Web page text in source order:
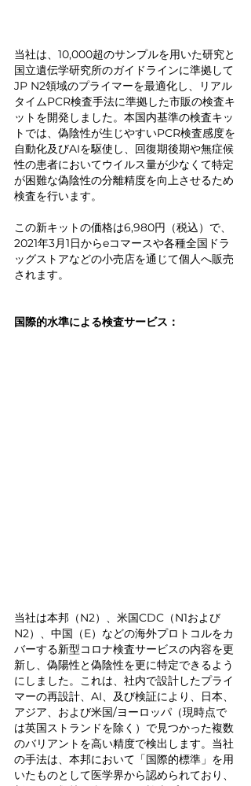
当社は、10,000超のサンプルを用いた研究と
国立遺伝学研究所のガイドラインに準拠して
JP N2領域のプライマーを最適化し、リアル
タイムPCR検査手法に準拠した市販の検査キ
ットを開発しました。本国内基準の検査キッ
トでは、偽陰性が生じやすいPCR検査感度を
自動化及びAIを駆使し、回復期後期や無症候
性の患者においてウイルス量が少なくて特定
が困難な偽陰性の分離精度を向上させるため
検査を行います。
この新キットの価格は6,980円（税込）で、
2021年3月1日からeコマースや各種全国ドラ
ッグストアなどの小売店を通じて個人へ販売
されます。
国際的水準による検査サービス：
当社は本邦（N2）、米国CDC（N1および
N2）、中国（E）などの海外プロトコルをカ
バーする新型コロナ検査サービスの内容を更
新し、偽陽性と偽陰性を更に特定できるよう
にしました。これは、社内で設計したプライ
マーの再設計、AI、及び検証により、日本、
アジア、および米国/ヨーロッパ（現時点で
は英国ストランドを除く）で見つかった複数
のバリアントを高い精度で検出します。当社
の手法は、本邦において「国際的標準」を用
いたものとして医学界から認められており、